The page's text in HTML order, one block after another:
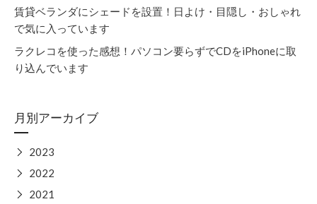
賃貸ベランダにシェードを設置！日よけ・目隠し・おしゃれ
で気に入っています
ラクレコを使った感想！パソコン要らずでCDをiPhoneに取
り込んでいます
月別アーカイブ
▶ 2023
▶ 2022
▶ 2021